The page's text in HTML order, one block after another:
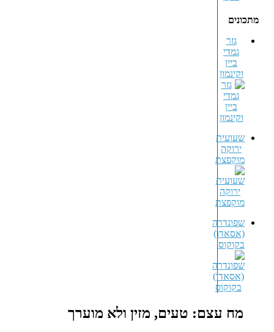
מתכונים
גזר
גמדי
ביין
וקינמון
שעועית
ירוקה
מוקפצת
שפונדרה
(אסאדו)
בקוקוס
מח עצם: טעים, מזין ולא מוערך